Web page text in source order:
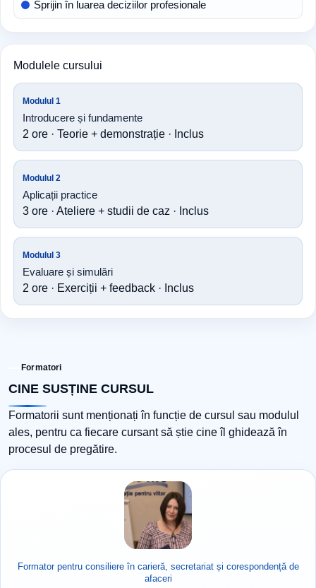
Sprijin în luarea deciziilor profesionale
Modulele cursului
Modulul 1
Introducere și fundamente
2 ore · Teorie + demonstrație · Inclus
Modulul 2
Aplicații practice
3 ore · Ateliere + studii de caz · Inclus
Modulul 3
Evaluare și simulări
2 ore · Exerciții + feedback · Inclus
Formatori
CINE SUSȚINE CURSUL
Formatorii sunt menționați în funcție de cursul sau modulul
ales, pentru ca fiecare cursant să știe cine îl ghidează în
procesul de pregătire.
Formator pentru consiliere în carieră, secretariat și corespondență de
afaceri